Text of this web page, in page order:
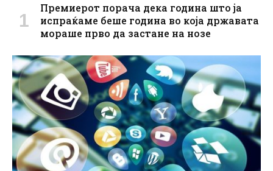
Премиерот порача дека година што ја
испраќаме беше година во која државата
мораше прво да застане на нозе